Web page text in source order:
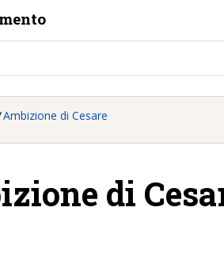
Ambizione di Cesare
di